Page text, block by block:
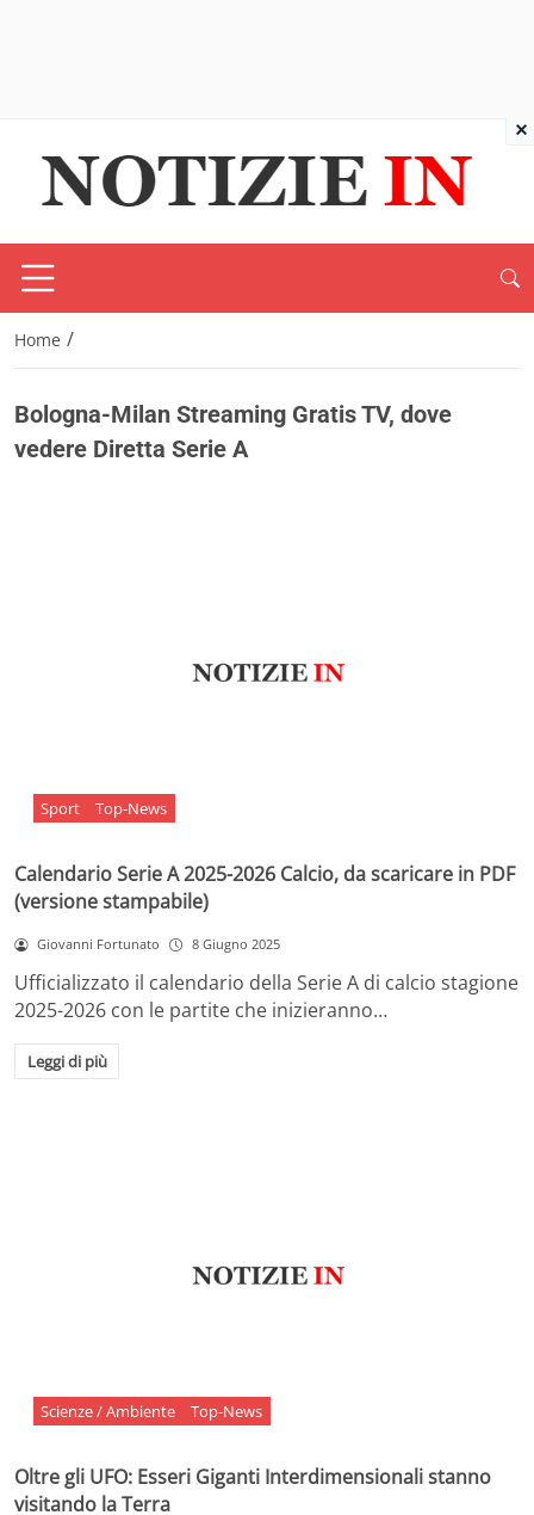
Home /
Bologna-Milan Streaming Gratis TV, dove
vedere Diretta Serie A
Sport Top-News
Calendario Serie A 2025-2026 Calcio, da scaricare in PDF
(versione stampabile)
Giovanni Fortunato 8 Giugno 2025
Ufficializzato il calendario della Serie A di calcio stagione
2025-2026 con le partite che inizieranno…
Leggi di più
Scienze / Ambiente Top-News
Oltre gli UFO: Esseri Giganti Interdimensionali stanno
visitando la Terra
×